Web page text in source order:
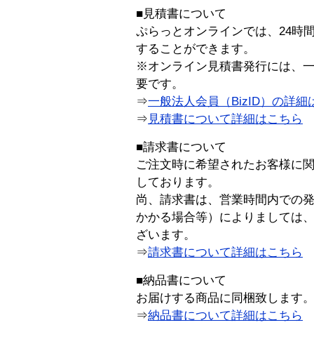
■見積書について
ぷらっとオンラインでは、24時
することができます。
※オンライン見積書発行には、
要です。
⇒一般法人会員（BizID）の詳細
⇒ 見積書について詳細はこちら
■請求書について
ご注文時に希望されたお客様に
しております。
尚、請求書は、営業時間内での
かかる場合等）によりましては
ざいます。
⇒請求書について詳細はこちら
■納品書について
お届けする商品に同梱致します。
⇒納品書について詳細はこちら